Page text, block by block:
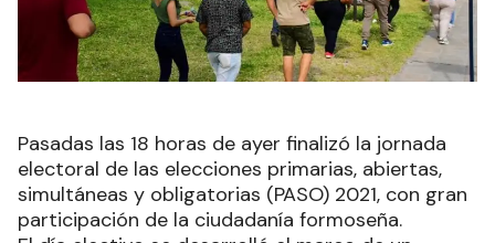
Pasadas las 18 horas de ayer finalizó la jornada
electoral de las elecciones primarias, abiertas,
simultáneas y obligatorias (PASO) 2021, con gran
participación de la ciudadanía formoseña.